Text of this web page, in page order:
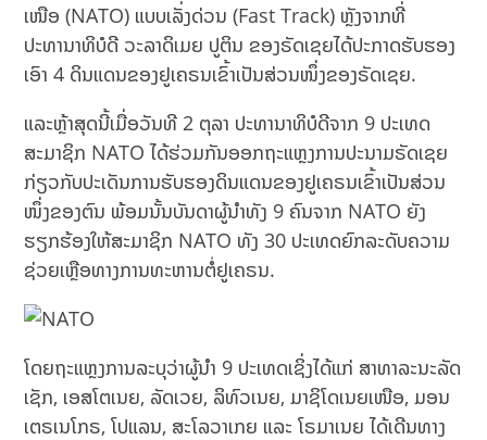
ເໜືອ (NATO) ແບບເລັ່ງດ່ວນ (Fast Track) ຫຼັງຈາກທີ່
ປະທານາທິບໍດີ ວະລາດິເມຍ ປູຕິນ ຂອງຣັດເຊຍໄດ້ປະກາດຮັບຮອງ
ເອົາ 4 ດິນແດນຂອງຢູເຄຣນເຂົ້າເປັນສ່ວນໜຶ່ງຂອງຣັດເຊຍ.
ແລະຫຼ້າສຸດນີ້ເມື່ອວັນທີ 2 ຕຸລາ ປະທານາທິບໍດີຈາກ 9 ປະເທດ
ສະມາຊິກ NATO ໄດ້ຮ່ວມກັນອອກຖະແຫຼງການປະນາມຣັດເຊຍ
ກ່ຽວກັບປະເດັນການຮັບຮອງດິນແດນຂອງຢູເຄຣນເຂົ້າເປັນສ່ວນ
ໜຶ່ງຂອງຕົນ ພ້ອມນັ້ນບັນດາຜູ້ນຳທັງ 9 ຄົນຈາກ NATO ຍັງ
ຮຽກຮ້ອງໃຫ້ສະມາຊິກ NATO ທັງ 30 ປະເທດຍົກລະດັບຄວາມ
ຊ່ວຍເຫຼືອທາງການທະຫານຕໍ່ຢູເຄຣນ.
ໂດຍຖະແຫຼງການລະບຸວ່າຜູ້ນຳ 9 ປະເທດເຊິ່ງໄດ້ແກ່ ສາທາລະນະລັດ
ເຊັກ, ເອສໂຕເນຍ, ລັດເວຍ, ລິທົວເນຍ, ມາຊິໂດເນຍເໜືອ, ມອນ
ເຕຣເນໂກຣ, ໂປແລນ, ສະໂລວາເກຍ ແລະ ໂຣມາເນຍ ໄດ້ເດີນທາງ